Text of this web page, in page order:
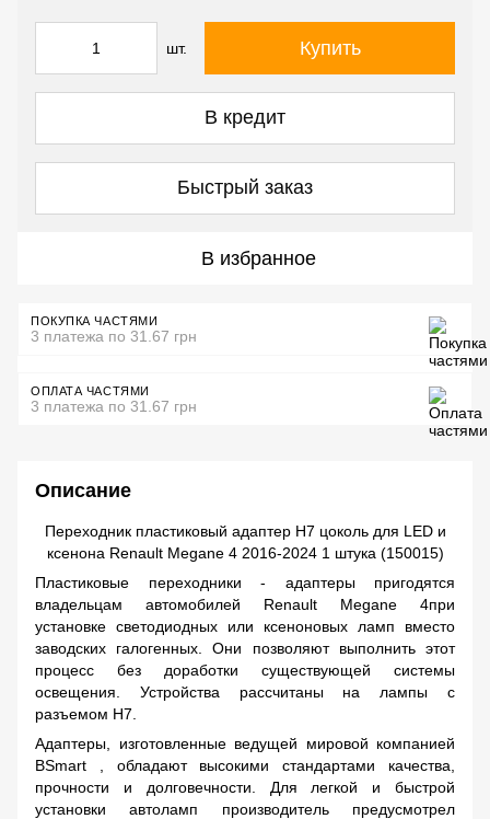
шт. Купить
В кредит
Быстрый заказ
В избранное
ПОКУПКА ЧАСТЯМИ
3 платежа по 31.67 грн
ОПЛАТА ЧАСТЯМИ
3 платежа по 31.67 грн
Описание
Переходник пластиковый адаптер H7 цоколь для LED и
ксенона Renault Megane 4 2016-2024 1 штука (150015)
Пластиковые переходники - адаптеры пригодятся
владельцам автомобилей Renault Megane 4при
установке светодиодных или ксеноновых ламп вместо
заводских галогенных. Они позволяют выполнить этот
процесс без доработки существующей системы
освещения. Устройства рассчитаны на лампы с
разъемом H7.
Адаптеры, изготовленные ведущей мировой компанией
BSmart , обладают высокими стандартами качества,
прочности и долговечности. Для легкой и быстрой
установки автоламп производитель предусмотрел